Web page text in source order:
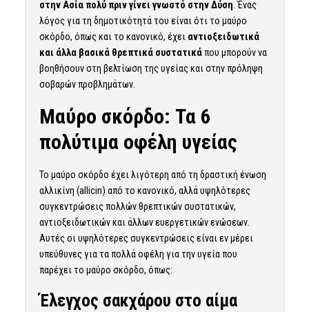
στην Ασία πολύ πριν γίνει γνωστό στην Δύση . Ένας
λόγος για τη δημοτικότητά του είναι ότι το μαύρο
σκόρδο, όπως και το κανονικό, έχει αντιοξειδωτικά
και άλλα βασικά θρεπτικά συστατικάπου μπορούν να
βοηθήσουν στη βελτίωση της υγείας και στην πρόληψη
σοβαρών προβλημάτων.
Μαύρο σκόρδο: Τα 6
πολύτιμα οφέλη υγείας
Το μαύρο σκόρδο έχει λιγότερη από τη δραστική ένωση
αλλικίνη (allicin) από το κανονικό, αλλά υψηλότερες
συγκεντρώσεις πολλών θρεπτικών συστατικών,
αντιοξειδωτικών και άλλων ευεργετικών ενώσεων.
Αυτές οι υψηλότερες συγκεντρώσεις είναι εν μέρει
υπεύθυνες για τα πολλά οφέλη για την υγεία που
παρέχει το μαύρο σκόρδο, όπως:
Έλεγχος σακχάρου στο αίμα